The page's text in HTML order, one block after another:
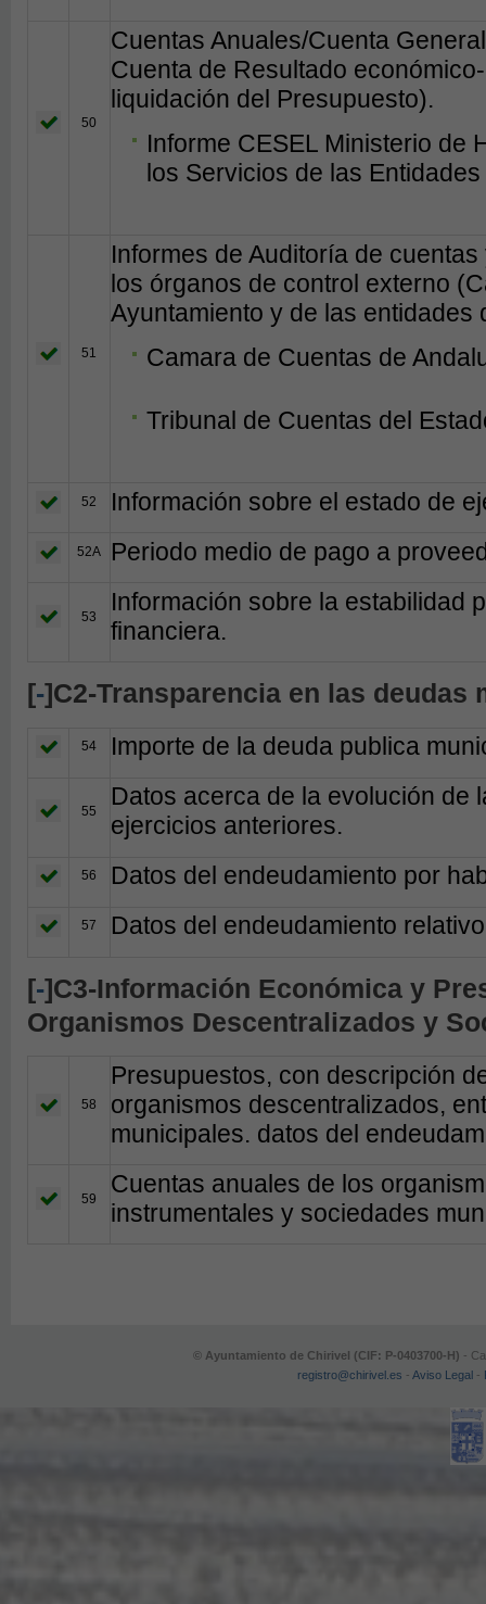
50
Cuentas Anuales/Cuenta
Cuenta de Resultado
liquidación del Presupuesto).
Informe CESEL Ministerio de
los Servicios de las
51
Informes de Auditoría de
los órganos de control externo
Ayuntamiento y de las entidades
Camara de Cuentas de
Tribunal de Cuentas del
52 Información sobre el estado de
52A Periodo medio de pago a
53
Información sobre la estabilidad
financiera.
[-]C2-Transparencia en las deudas
54 Importe de la deuda publica
55
Datos acerca de la evolución de
ejercicios anteriores.
56 Datos del endeudamiento por
57 Datos del endeudamiento
[-]C3-Información Económica y
Organismos Descentralizados y
58
Presupuestos, con descripción
organismos descentralizados,
municipales. datos del
59
Cuentas anuales de los
instrumentales y sociedades
© Ayuntamiento de Chirivel (CIF: P-0403700-H) -
registro@chirivel.es - Aviso Legal -